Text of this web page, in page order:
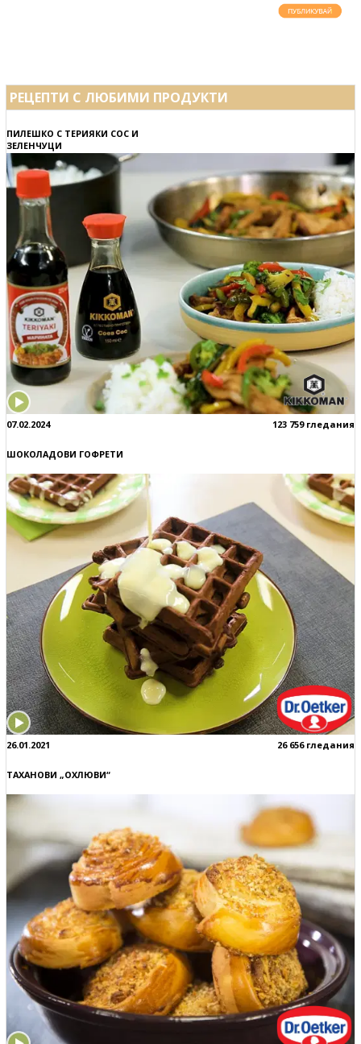
РЕЦЕПТИ С ЛЮБИМИ ПРОДУКТИ
ПИЛЕШКО С ТЕРИЯКИ СОС И
ЗЕЛЕНЧУЦИ
07.02.2024 123 759 гледания
ШОКОЛАДОВИ ГОФРЕТИ
26.01.2021 26 656 гледания
ТАХАНОВИ „ОХЛЮВИ“